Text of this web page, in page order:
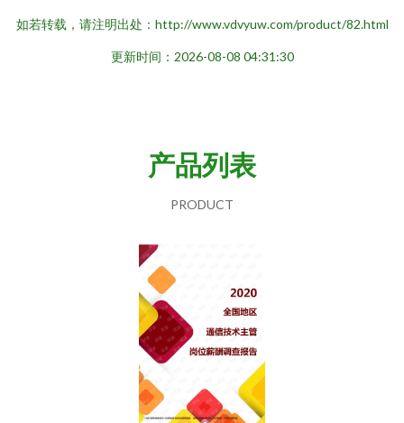
如若转载，请注明出处：http://www.vdvyuw.com/product/82.html
更新时间：2026-08-08 04:31:30
产品列表
PRODUCT